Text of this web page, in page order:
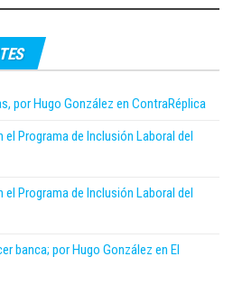
por Hugo González en ContraRéplica
Programa de Inclusión Laboral del
Programa de Inclusión Laboral del
banca; por Hugo González en El